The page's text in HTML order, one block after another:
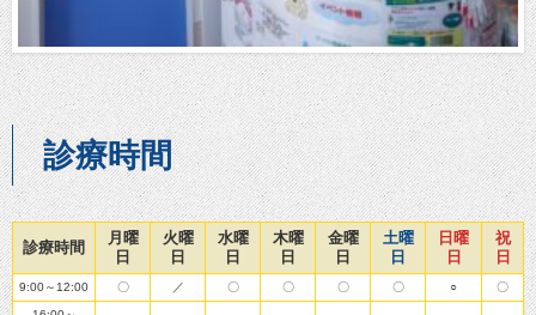
診療時間
診療時間
月曜
日
火曜
日
水曜
日
木曜
日
金曜
日
土曜
日
日曜
日
祝
日
9:00～12:00 〇 ／ 〇 〇 〇 〇 ○ 〇